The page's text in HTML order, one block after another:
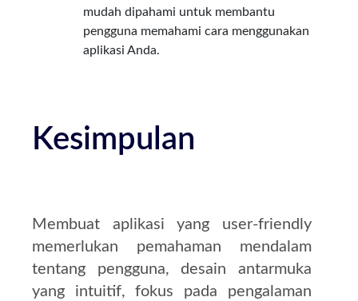
mudah dipahami untuk membantu
pengguna memahami cara menggunakan
aplikasi Anda.
Kesimpulan
Membuat aplikasi yang user-friendly
memerlukan pemahaman mendalam
tentang pengguna, desain antarmuka
yang intuitif, fokus pada pengalaman